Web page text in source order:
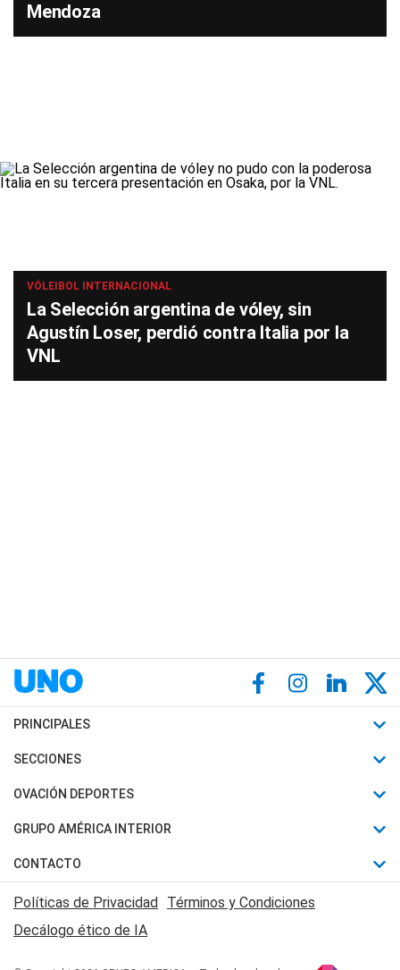
Mendoza
VÓLEIBOL INTERNACIONAL
La Selección argentina de vóley, sin
Agustín Loser, perdió contra Italia por la
VNL
PRINCIPALES
Últimas Noticias
Política
Judiciales
Economia
SECCIONES
Horóscopo
Motores
Trucos caseros
Series y Películas
Edictos y Solicitadas
OVACIÓN DEPORTES
Fútbol
Mundial
Automovilismo
Rugby
GRUPO AMÉRICA INTERIOR
Canal 7 en Vivo
CONTACTO
Acerca de Nosotros
Contactanos
Políticas de Privacidad Términos y Condiciones
Decálogo ético de IA